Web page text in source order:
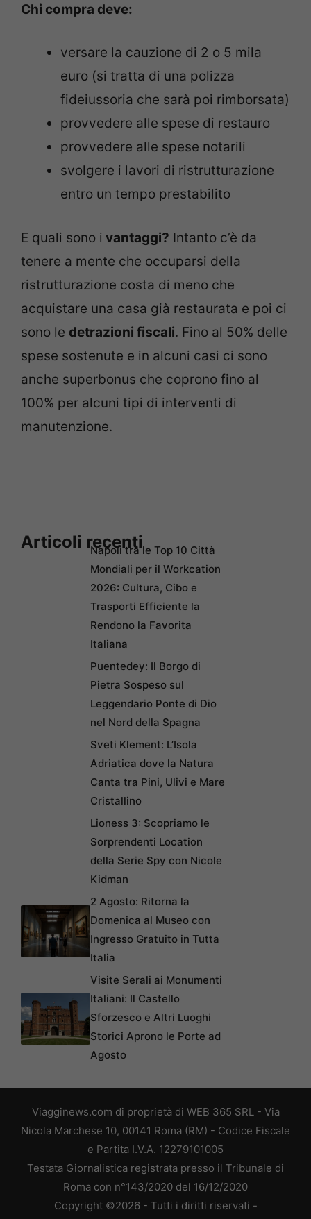
Chi compra deve:
versare la cauzione di 2 o 5 mila
euro (si tratta di una polizza
fideiussoria che sarà poi rimborsata)
provvedere alle spese di restauro
provvedere alle spese notarili
svolgere i lavori di ristrutturazione
entro un tempo prestabilito
E quali sono i vantaggi? Intanto c’è da
tenere a mente che occuparsi della
ristrutturazione costa di meno che
acquistare una casa già restaurata e poi ci
sono le detrazioni fiscali. Fino al 50% delle
spese sostenute e in alcuni casi ci sono
anche superbonus che coprono fino al
100% per alcuni tipi di interventi di
manutenzione.
Articoli recentiNapoli tra le Top 10 Città
Mondiali per il Workcation
2026: Cultura, Cibo e
Trasporti Efficiente la
Rendono la Favorita
Italiana
Puentedey: Il Borgo di
Pietra Sospeso sul
Leggendario Ponte di Dio
nel Nord della Spagna
Sveti Klement: L’Isola
Adriatica dove la Natura
Canta tra Pini, Ulivi e Mare
Cristallino
Lioness 3: Scopriamo le
Sorprendenti Location
della Serie Spy con Nicole
Kidman
2 Agosto: Ritorna la
Domenica al Museo con
Ingresso Gratuito in Tutta
Italia
Visite Serali ai Monumenti
Italiani: Il Castello
Sforzesco e Altri Luoghi
Storici Aprono le Porte ad
Agosto
Viagginews.com di proprietà di WEB 365 SRL - Via
Nicola Marchese 10, 00141 Roma (RM) - Codice Fiscale
e Partita I.V.A. 12279101005
Testata Giornalistica registrata presso il Tribunale di
Roma con n°143/2020 del 16/12/2020
Copyright ©2026 - Tutti i diritti riservati -